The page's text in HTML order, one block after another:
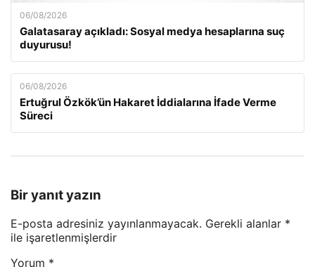
06/08/2026
Galatasaray açıkladı: Sosyal medya hesaplarına suç
duyurusu!
06/08/2026
Ertuğrul Özkök’ün Hakaret İddialarına İfade Verme
Süreci
Bir yanıt yazın
E-posta adresiniz yayınlanmayacak. Gerekli alanlar *
ile işaretlenmişlerdir
Yorum *